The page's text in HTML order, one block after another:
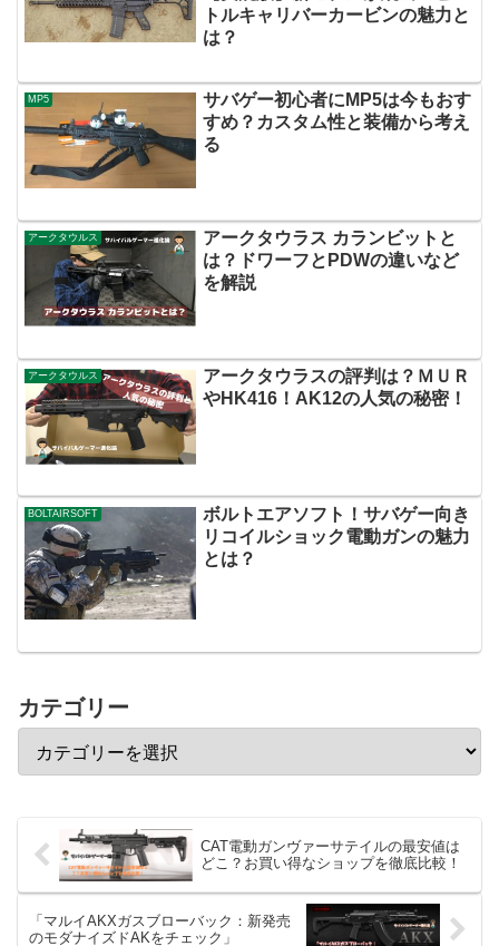
トルキャリバーカービンの魅力と
は？
MP5
サバゲー初心者にMP5は今もおす
すめ？カスタム性と装備から考え
る
アークタウルス
アークタウラス カランビットと
は？ドワーフとPDWの違いなど
を解説
アークタウルス
アークタウラスの評判は？ＭＵＲ
やHK416！AK12の人気の秘密！
BOLTAIRSOFT
ボルトエアソフト！サバゲー向き
リコイルショック電動ガンの魅力
とは？
カテゴリー
CAT電動ガンヴァーサテイルの最安値は
どこ？お買い得なショップを徹底比較！
「マルイAKXガスブローバック：新発売
のモダナイズドAKをチェック」